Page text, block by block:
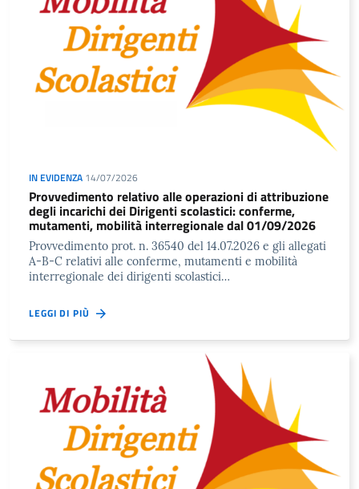
IN EVIDENZA 14/07/2026
Provvedimento relativo alle operazioni di attribuzione
degli incarichi dei Dirigenti scolastici: conferme,
mutamenti, mobilità interregionale dal 01/09/2026
Provvedimento prot. n. 36540 del 14.07.2026 e gli allegati
A-B-C relativi alle conferme, mutamenti e mobilità
interregionale dei dirigenti scolastici…
LEGGI DI PIÙ